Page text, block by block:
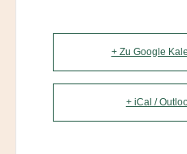
+ Zu Google
+ iCal /